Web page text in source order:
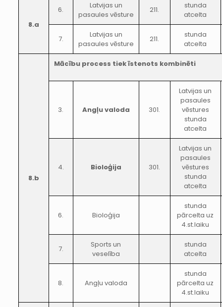
8.a
6.
Latvijas un
pasaules vēsture
211.
stunda
atcelta
7.
Latvijas un
pasaules vēsture
211.
stunda
atcelta
8.b
Mācību process tiek īstenots kombinēti
3. Angļu valoda 301.
Latvijas un
pasaules
vēstures
stunda
atcelta
4. Bioloģija 301.
Latvijas un
pasaules
vēstures
stunda
atcelta
6. Bioloģija
stunda
pārcelta uz
4.st.laiku
7.
Sports un
veselība
stunda
atcelta
8. Angļu valoda
stunda
pārcelta uz
4.st.laiku